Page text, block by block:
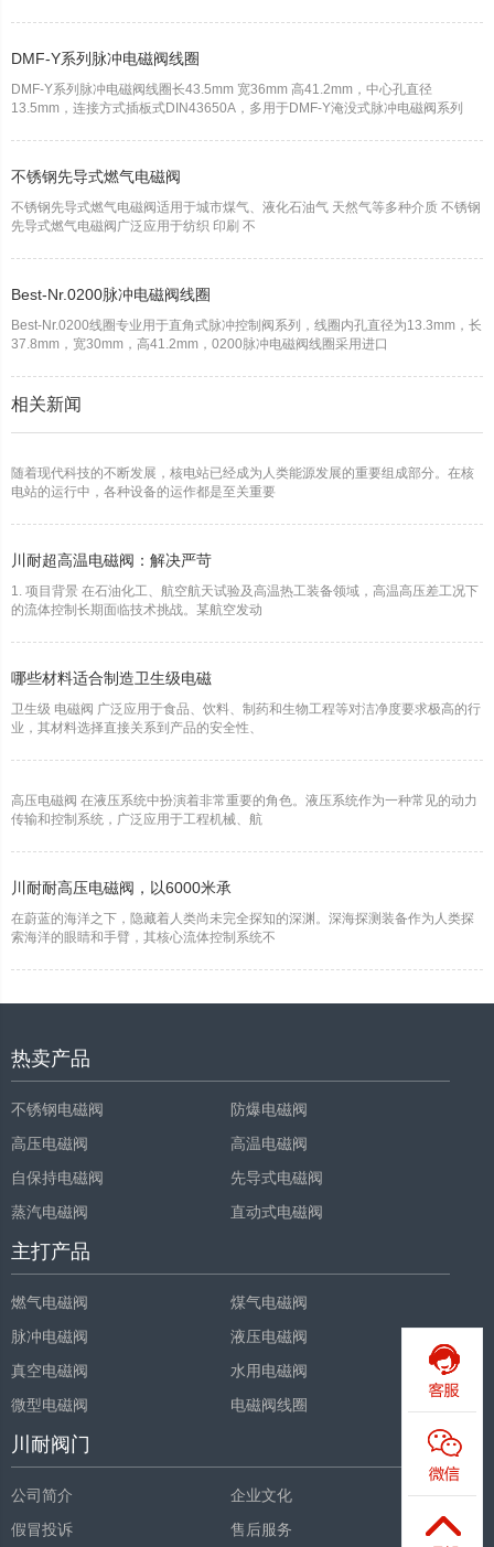
DMF-Y系列脉冲电磁阀线圈
DMF-Y系列脉冲电磁阀线圈长43.5mm 宽36mm 高41.2mm，中心孔直径
13.5mm，连接方式插板式DIN43650A，多用于DMF-Y淹没式脉冲电磁阀系列
不锈钢先导式燃气电磁阀
不锈钢先导式燃气电磁阀适用于城市煤气、液化石油气 天然气等多种介质 不锈钢
先导式燃气电磁阀广泛应用于纺织 印刷 不
Best-Nr.0200脉冲电磁阀线圈
Best-Nr.0200线圈专业用于直角式脉冲控制阀系列，线圈内孔直径为13.3mm，长
37.8mm，宽30mm，高41.2mm，0200脉冲电磁阀线圈采用进口
相关新闻
随着现代科技的不断发展，核电站已经成为人类能源发展的重要组成部分。在核
电站的运行中，各种设备的运作都是至关重要
川耐超高温电磁阀：解决严苛
1. 项目背景 在石油化工、航空航天试验及高温热工装备领域，高温高压差工况下
的流体控制长期面临技术挑战。某航空发动
哪些材料适合制造卫生级电磁
卫生级 电磁阀 广泛应用于食品、饮料、制药和生物工程等对洁净度要求极高的行
业，其材料选择直接关系到产品的安全性、
高压电磁阀 在液压系统中扮演着非常重要的角色。液压系统作为一种常见的动力
传输和控制系统，广泛应用于工程机械、航
川耐耐高压电磁阀，以6000米承
在蔚蓝的海洋之下，隐藏着人类尚未完全探知的深渊。深海探测装备作为人类探
索海洋的眼睛和手臂，其核心流体控制系统不
热卖产品
不锈钢电磁阀
防爆电磁阀
高压电磁阀
高温电磁阀
自保持电磁阀
先导式电磁阀
蒸汽电磁阀
直动式电磁阀
主打产品
燃气电磁阀
煤气电磁阀
脉冲电磁阀
液压电磁阀
真空电磁阀
水用电磁阀
微型电磁阀
电磁阀线圈
川耐阀门
公司简介
企业文化
假冒投诉
售后服务